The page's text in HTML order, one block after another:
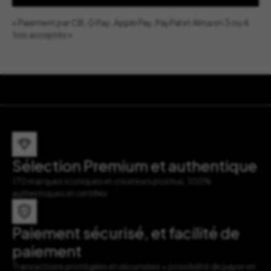
« Paiement par CB, G Pay, Apple Pay, PayPal et Alma en 3 ou 4
fois acceptés »
Sélection Premium et authentique
170 marques iconiques et créateurs pointus, 100%
authentiques et certifiés
Paiement sécurisé, et facilité de
paiement
Transactions protégées et sécurisées + possibilité de payer en